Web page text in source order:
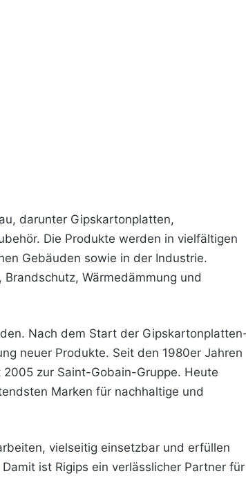
darunter Gipskartonplatten,
Die Produkte werden in vielfältigen
Gebäuden sowie in der Industrie.
Wärmedämmung und
Nach dem Start der
neuer Produkte. Seit den 1980er Jahren
zur Saint-Gobain-Gruppe. Heute
Marken für nachhaltige und
vielseitig einsetzbar und erfüllen
ist Rigips ein verlässlicher Partner für